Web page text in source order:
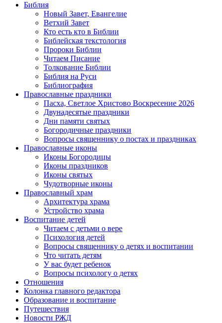
Библия
Новый Завет, Евангелие
Ветхий Завет
Кто есть кто в Библии
Библейская текстология
Пророки Библии
Читаем Писание
Толкование Библии
Библия на Руси
Библиография
Православные праздники
Пасха, Светлое Христово Воскресение 2026
Двунадесятые праздники
Дни памяти святых
Богородичные праздники
Вопросы священнику о постах и праздниках
Православные иконы
Иконы Богородицы
Иконы праздников
Иконы святых
Чудотворные иконы
Православный храм
Архитектура храма
Устройство храма
Воспитание детей
Читаем с детьми о вере
Психология детей
Вопросы священнику о детях и воспитании
Что читать детям
У вас будет ребенок
Вопросы психологу о детях
Отношения
Колонка главного редактора
Образование и воспитание
Путешествия
Новости РЖД